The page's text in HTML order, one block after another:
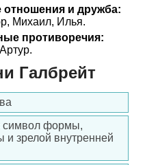
отношения и дружба:
Михаил, Илья.
противоречия:
Галбрейт
символ формы,
и зрелой внутренней